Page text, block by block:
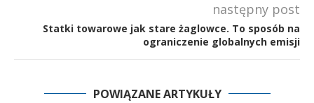
następny post
Statki towarowe jak stare żaglowce. To sposób na
ograniczenie globalnych emisji
POWIĄZANE ARTYKUŁY